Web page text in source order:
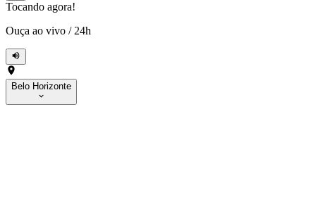
Tocando agora!
Ouça ao vivo / 24h
Belo Horizonte